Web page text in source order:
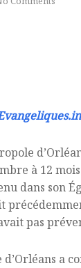
à 12
dans son
pas
a